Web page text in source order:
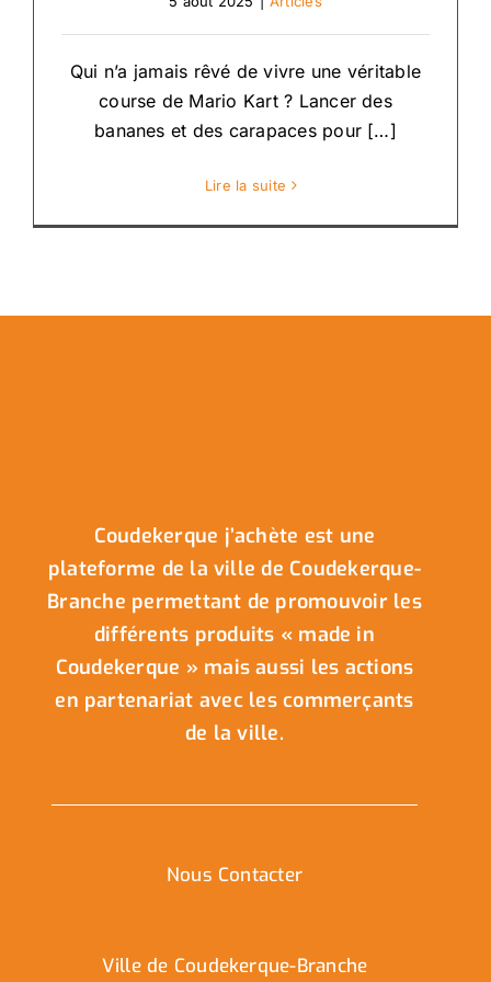
Qui n’a jamais rêvé de vivre une véritable
course de Mario Kart ? Lancer des
bananes et des carapaces pour […]
Lire la suite
Coudekerque j’achète est une
plateforme de la ville de Coudekerque-
Branche permettant de promouvoir les
différents produits « made in
Coudekerque » mais aussi les actions
en partenariat avec les commerçants
de la ville.
Nous Contacter
Ville de Coudekerque-Branche